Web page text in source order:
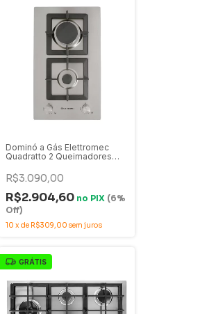
Dominó a Gás Elettromec
Quadratto 2 Queimadores
30-XQ-3ZEA
R$3.090,00
R$2.904,60 no PIX (6%
Off)
10 x de R$309,00 sem juros
GRÁTIS